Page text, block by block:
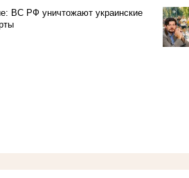
ВС РФ уничтожают украинские